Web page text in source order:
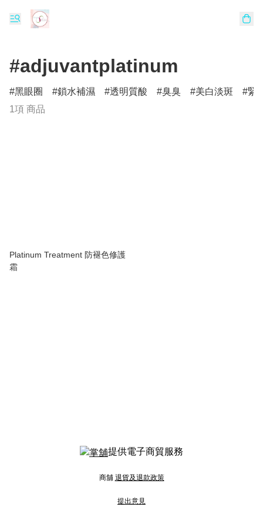
#adjuvantplatinum
黑眼圈 鎖水補濕 透明質酸 臭臭 美白淡斑
緊
1項 商品
Platinum Treatment 防褪色修護
霜
提供電子商貿服務
商舖 退貨及退款政策
提出意見